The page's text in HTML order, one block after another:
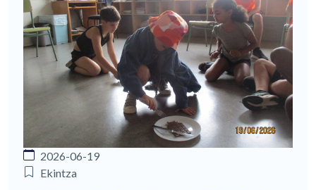
2026-06-19
Ekintza